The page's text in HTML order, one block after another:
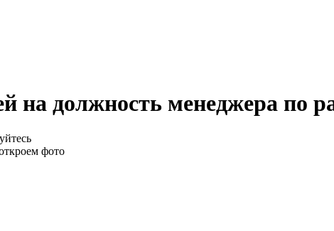
на должность менеджера по
фото